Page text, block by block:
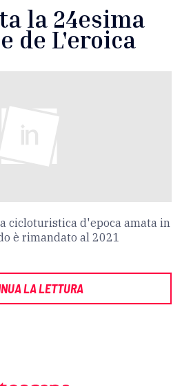
la 24esima
de L'eroica
cicloturistica d'epoca amata in
è rimandato al 2021
LA LETTURA